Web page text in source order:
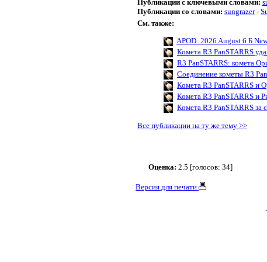
Публикации с ключевыми словами:
Публикации со словами: sungrazer-
См. также:
APOD: 2026 August 6 Б
Комета R3 PanSTARRS
R3 PanSTARRS: комета
Соединение кометы R3
Комета R3 PanSTARRS и
Комета R3 PanSTARRS и
Комета R3 PanSTARRS за
Все публикации на ту же тему >>
Оценка: 2.5 [голосов: 34]
Версия для печати